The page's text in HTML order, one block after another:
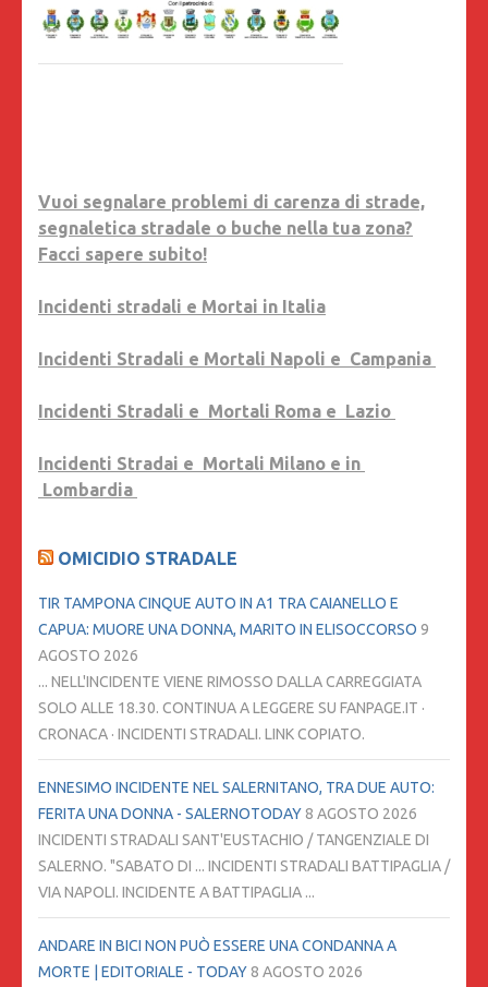
Vuoi segnalare problemi di carenza di strade,
segnaletica stradale o buche nella tua zona?
Facci sapere subito!
Incidenti stradali e Mortai in Italia
Incidenti Stradali e Mortali Napoli e Campania
Incidenti Stradali e Mortali Roma e Lazio
Incidenti Stradai e Mortali Milano e in
Lombardia
OMICIDIO STRADALE
TIR TAMPONA CINQUE AUTO IN A1 TRA CAIANELLO E
CAPUA: MUORE UNA DONNA, MARITO IN ELISOCCORSO 9
AGOSTO 2026
... NELL'INCIDENTE VIENE RIMOSSO DALLA CARREGGIATA
SOLO ALLE 18.30. CONTINUA A LEGGERE SU FANPAGE.IT ·
CRONACA · INCIDENTI STRADALI. LINK COPIATO.
ENNESIMO INCIDENTE NEL SALERNITANO, TRA DUE AUTO:
FERITA UNA DONNA - SALERNOTODAY8 AGOSTO 2026
INCIDENTI STRADALI SANT'EUSTACHIO / TANGENZIALE DI
SALERNO. "SABATO DI ... INCIDENTI STRADALI BATTIPAGLIA /
VIA NAPOLI. INCIDENTE A BATTIPAGLIA ...
ANDARE IN BICI NON PUÒ ESSERE UNA CONDANNA A
MORTE | EDITORIALE - TODAY8 AGOSTO 2026